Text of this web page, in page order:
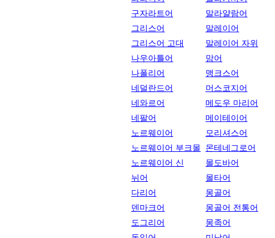
구자라트어
그리스어
그리스어 고대
나우아틀어
나폴리어
네덜란드어
네와르어
네팔어
노르웨이어
노르웨이어 부크몰
노르웨이어 신
뉘어
다리어
덴마크어
도그리어
말라얄람어
말레이어
말레이어 자위
맘어
맹크스어
머스코지어
메도우 마리어
메이테이어
모리셔스어
몬테네그로어
몰도바어
몰타어
몽골어
몽골어 전통어
몽족어